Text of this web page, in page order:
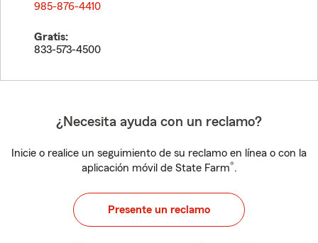
985-876-4410
Gratis:
833-573-4500
¿Necesita ayuda con un reclamo?
Inicie o realice un seguimiento de su reclamo en línea o con la
aplicación móvil de State Farm®.
Presente un reclamo